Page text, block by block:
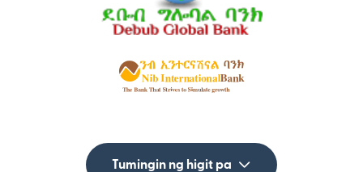
Tumingin ng higit pa